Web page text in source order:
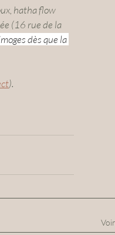
hatha flow
(16 rue de la
dès que la
).